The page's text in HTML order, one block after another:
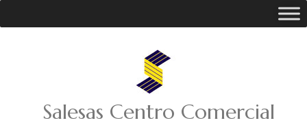
Salesas Centro Comercial